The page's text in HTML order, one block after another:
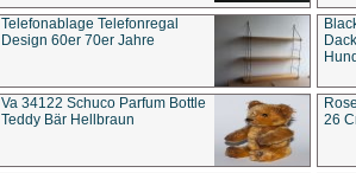
Telefonablage Telefonregal
Design 60er 70er Jahre
Va 34122 Schuco Parfum Bottle
Teddy Bär Hellbraun
26